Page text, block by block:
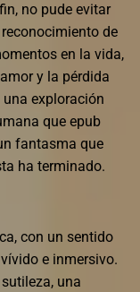
no pude evitar
de
en la vida,
y la pérdida
exploración
que epub
fantasma que
ha terminado.
con un sentido
e inmersivo.
una